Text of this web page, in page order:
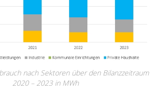
nach Sektoren über den Bilanzzeitraum
2020 – 2023 in MWh